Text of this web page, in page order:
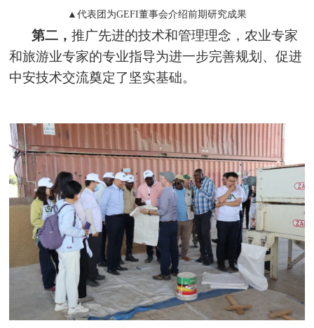
▲代表团为GEFI董事会介绍前期研究成果
第二，推广先进的技术和管理理念，农业专家
和旅游业专家的专业指导为进一步完善规划、促进
中安技术交流奠定了坚实基础。